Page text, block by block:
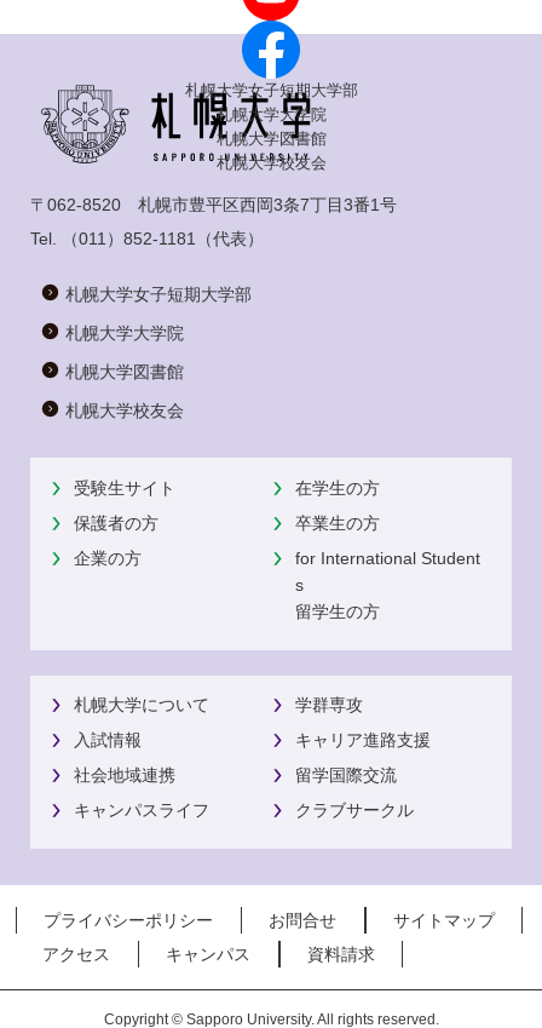
札幌大学女子短期大学部
札幌大学大学院
札幌大学図書館
札幌大学校友会
〒062-8520 札幌市豊平区西岡3条7丁目3番1号
Tel.
（011）852-1181 （代表）
札幌大学女子短期大学部
札幌大学大学院
札幌大学図書館
札幌大学校友会
受験生サイト
在学生の方
保護者の方
卒業生の方
企業の方
for International Student
s
留学生の方
札幌大学について
学群専攻
入試情報
キャリア進路支援
社会地域連携
留学国際交流
キャンパスライフ
クラブサークル
プライバシーポリシー お問合せ
サイトマップ
アクセス
キャンパス 資料請求
Copyright © Sapporo University. All rights reserved.